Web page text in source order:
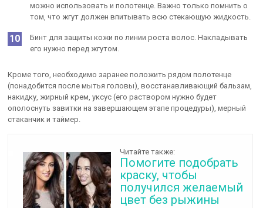
можно использовать и полотенце. Важно только помнить о
том, что жгут должен впитывать всю стекающую жидкость.
Бинт для защиты кожи по линии роста волос. Накладывать
его нужно перед жгутом.
Кроме того, необходимо заранее положить рядом полотенце
(понадобится после мытья головы), восстанавливающий бальзам,
накидку, жирный крем, уксус (его раствором нужно будет
ополоснуть завитки на завершающем этапе процедуры), мерный
стаканчик и таймер.
Читайте также:
Помогите подобрать
краску, чтобы
получился желаемый
цвет без рыжины